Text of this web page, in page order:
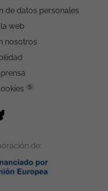
de datos personales
web
nosotros
5
de: